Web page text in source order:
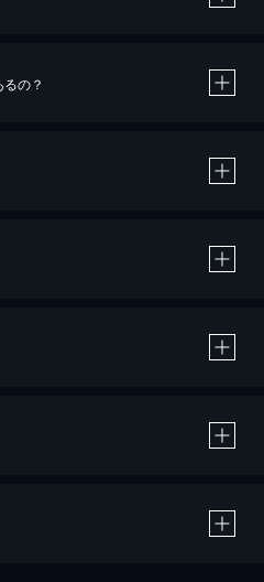
の？
ード決済による作品の購入 / レンタルです。